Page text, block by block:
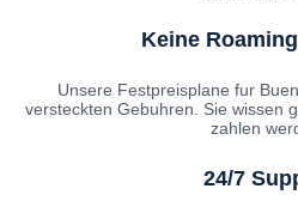
Keine
Unsere Festpreisplane fur
versteckten Gebuhren. Sie wissen
zahlen
24/7